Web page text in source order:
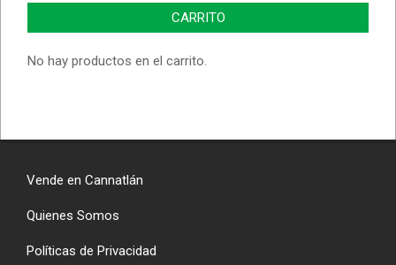
CARRITO
No hay productos en el carrito.
Vende en Cannatlán
Quienes Somos
Políticas de Privacidad